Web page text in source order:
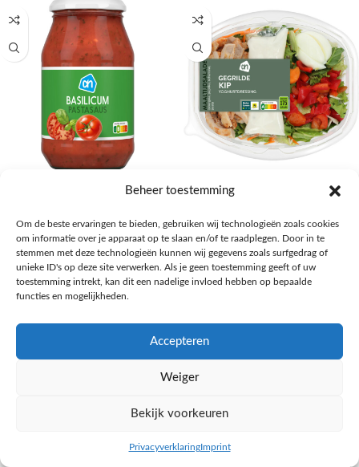
Beheer toestemming
Om de beste ervaringen te bieden, gebruiken wij technologieën zoals cookies
om informatie over je apparaat op te slaan en/of te raadplegen. Door in te
stemmen met deze technologieën kunnen wij gegevens zoals surfgedrag of
unieke ID's op deze site verwerken. Als je geen toestemming geeft of uw
toestemming intrekt, kan dit een nadelige invloed hebben op bepaalde
functies en mogelijkheden.
Accepteren
Weiger
Bekijk voorkeuren
PrivacyverklaringImprint
€1,59
NAAR AH
Salades,Pizza, Maaltijden
€3,39
NAAR AH